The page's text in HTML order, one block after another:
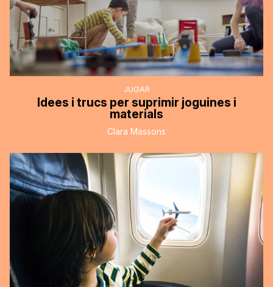
JUGAR
Idees i trucs per suprimir joguines i
materials
Clara Massons